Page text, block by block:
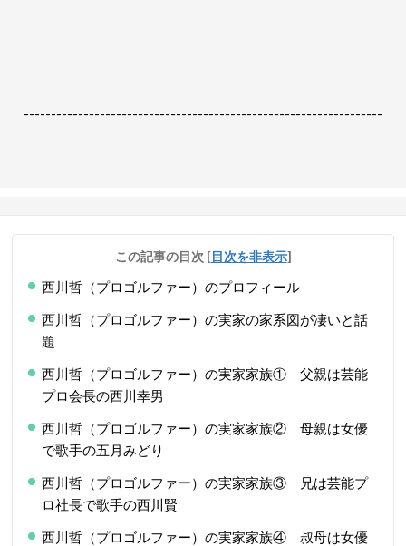
------------------------------------------------------------------
この記事の目次 [目次を非表示]
西川哲（プロゴルファー）のプロフィール
西川哲（プロゴルファー）の実家の家系図が凄いと話
題
西川哲（プロゴルファー）の実家家族① 父親は芸能
プロ会長の西川幸男
西川哲（プロゴルファー）の実家家族② 母親は女優
で歌手の五月みどり
西川哲（プロゴルファー）の実家家族③ 兄は芸能プ
ロ社長で歌手の西川賢
西川哲（プロゴルファー）の実家家族④ 叔母は女優